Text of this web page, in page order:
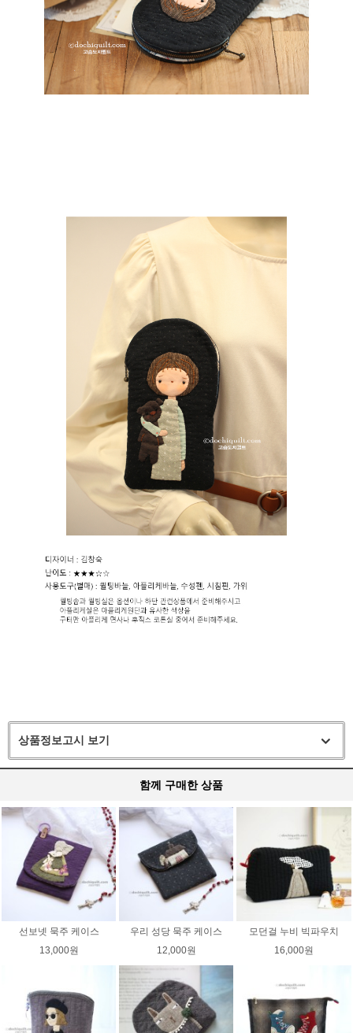
상품정보고시 보기
함께 구매한 상품
선보넷 묵주 케이스
13,000원
우리 성당 묵주 케이스
12,000원
모던걸 누비 빅파우치
16,000원